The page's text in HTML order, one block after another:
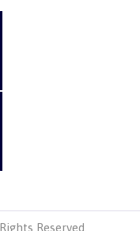
Reserved.